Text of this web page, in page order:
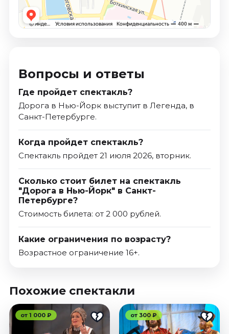
Вопросы и ответы
Где пройдет спектакль?
Дорога в Нью-Йорк выступит в Легенда, в
Санкт-Петербурге.
Когда пройдет спектакль?
Спектакль пройдет 21 июля 2026, вторник.
Сколько стоит билет на спектакль
"Дорога в Нью-Йорк" в Санкт-
Петербурге?
Стоимость билета: от 2 000 рублей.
Какие ограничения по возрасту?
Возрастное ограничение 16+.
Похожие спектакли
от 1 000 ₽ от 300 ₽